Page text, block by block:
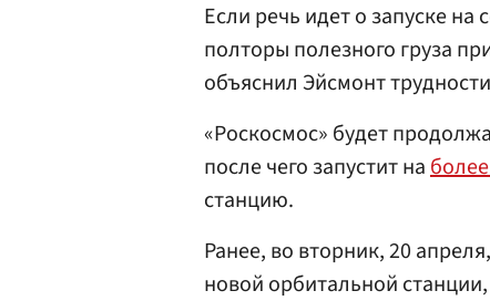
Если речь идет о запуске
полторы полезного груза
объяснил Эйсмонт
«Роскосмос» будет
после чего запустит на
станцию.
Ранее, во вторник, 20 апреля,
новой орбитальной станции,